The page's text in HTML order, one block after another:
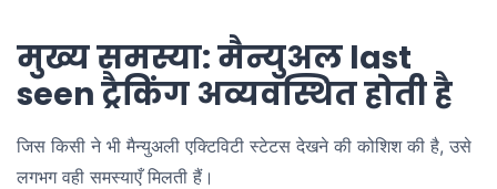
मुख्य समस्या: मैन्युअल last
seen ट्रैकिंग अव्यवस्थित होती है
जिस किसी ने भी मैन्युअली एक्टिविटी स्टेटस देखने की कोशिश की है, उसे
लगभग वही समस्याएँ मिलती हैं।